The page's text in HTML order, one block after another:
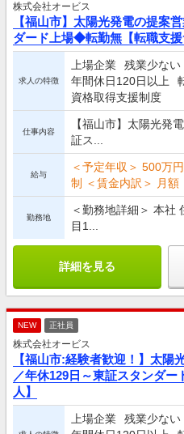
株式会社オービス
【福山市】太陽光発電の提案
ダード上場◆転勤無【転職支援
求人の特徴
上場企業 残業少ない
年間休日120日以上
資格取得支援制度
仕事内容
【福山市】太陽光発
証ス...
給与
＜予定年収＞ 500万
制 ＜賃金内訳＞ 月額
勤務地
＜勤務地詳細＞ 本社
目1...
詳細を見る
NEW 正社員
株式会社オービス
【福山市:経験者歓迎！】太陽
／年休129日～東証スタンダ
人】
上場企業 残業少ない